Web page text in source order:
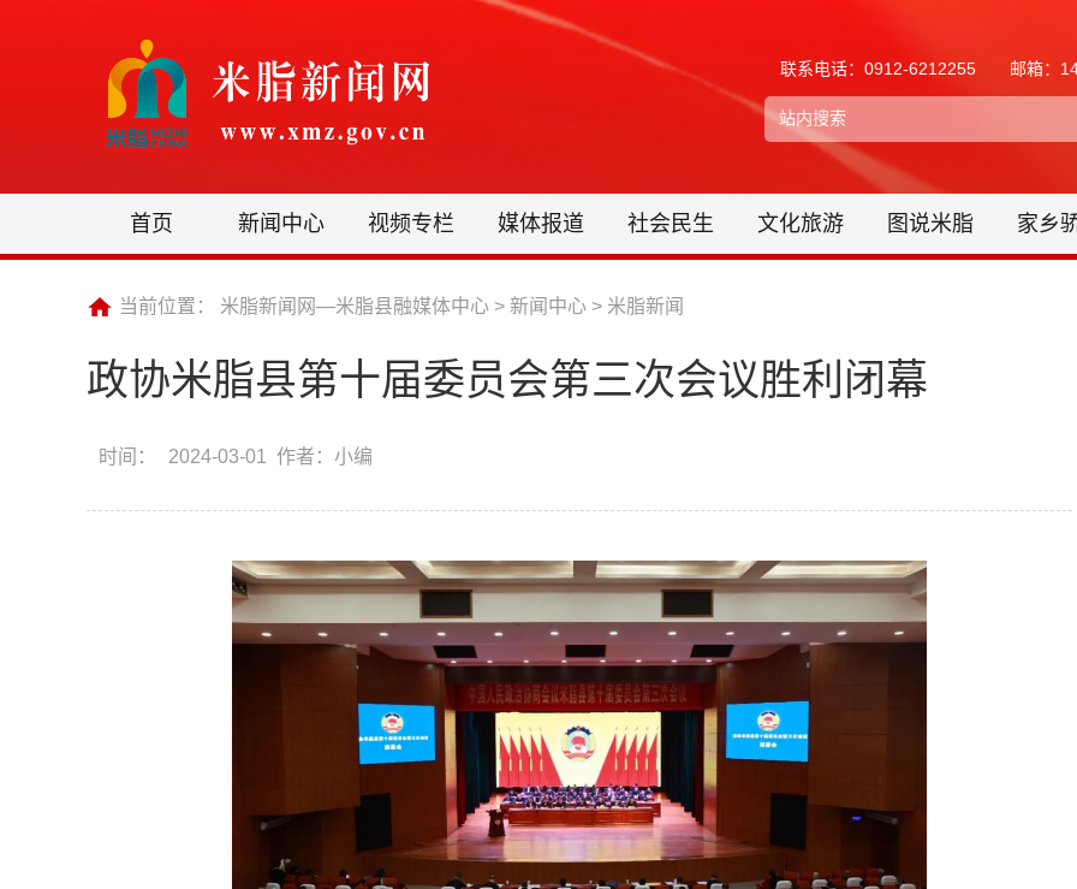
联系电话：0912-6212255 邮箱：
首页 新闻中心 视频专栏 媒体报道 社会民生 文化旅游 图说米脂 家乡
当前位置： 米脂新闻网—米脂县融媒体中心 > 新闻中心 > 米脂新闻
政协米脂县第十届委员会第三次会议胜利闭幕
时间： 2024-03-01 作者：小编